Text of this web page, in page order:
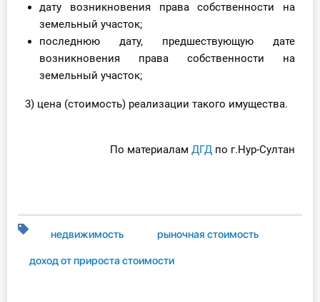
дату возникновения права собственности на
земельный участок;
последнюю дату, предшествующую дате
возникновения права собственности на
земельный участок;
3) цена (стоимость) реализации такого имущества.
По материалам ДГД по г.Нур-Султан
недвижимость рыночная стоимость
доход от прироста стоимости